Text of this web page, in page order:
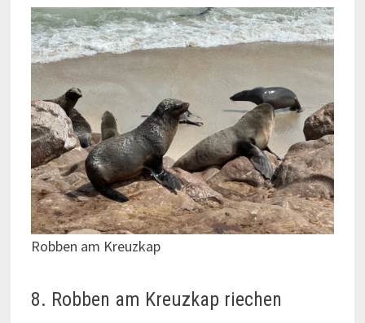
Robben am Kreuzkap
8. Robben am Kreuzkap riechen